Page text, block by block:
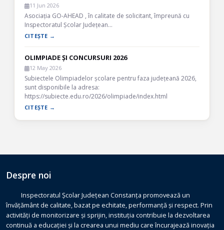
11 Jun 2026
Asociația GO-AHEAD , în calitate de solicitant, împreună cu
Inspectoratul Școlar Județean…
CITEȘTE →
OLIMPIADE ȘI CONCURSURI 2026
12 May 2026
Subiectele Olimpiadelor școlare pentru faza județeană 2026,
sunt disponibile la adresa:
https://subiecte.edu.ro/2026/olimpiade/index.html
CITEȘTE →
Despre noi
Inspectoratul Școlar Județean Constanța promovează un
învățământ de calitate, bazat pe echitate, performanță și respect. Prin
activități de monitorizare și sprijin, instituția contribuie la dezvoltarea
continuă a educației și la crearea unui mediu care încurajează inovația